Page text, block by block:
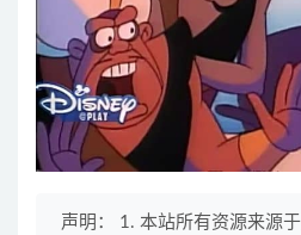
声明： 1. 本站所有资源来源